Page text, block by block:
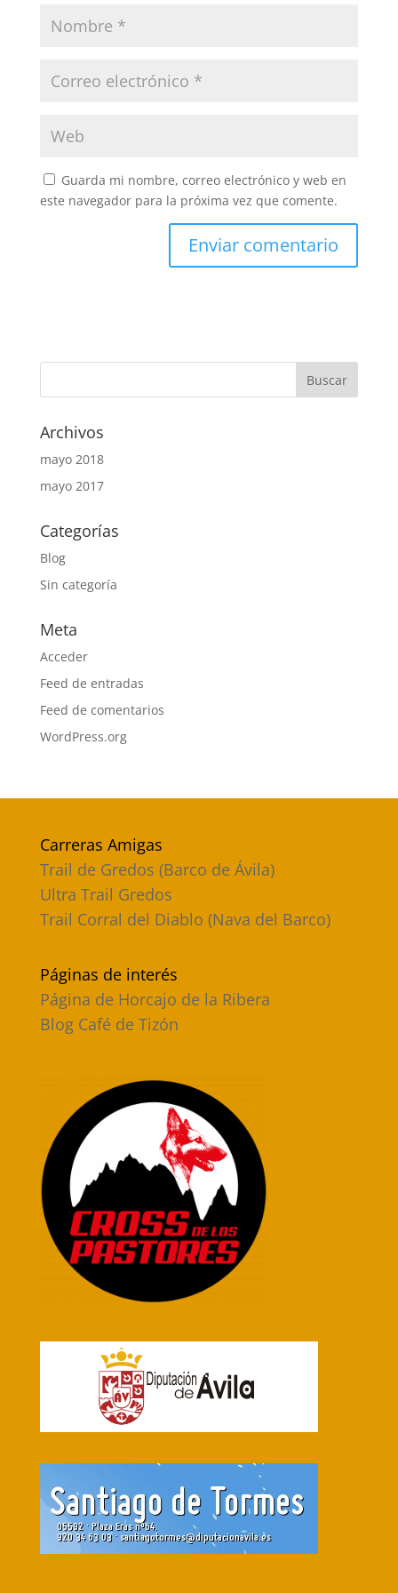
Guarda mi nombre, correo electrónico y web en
este navegador para la próxima vez que comente.
Archivos
mayo 2018
mayo 2017
Categorías
Blog
Sin categoría
Meta
Acceder
Feed de entradas
Feed de comentarios
WordPress.org
Carreras Amigas
Trail de Gredos (Barco de Ávila)
Ultra Trail Gredos
Trail Corral del Diablo (Nava del Barco)
Páginas de interés
Página de Horcajo de la Ribera
Blog Café de Tizón